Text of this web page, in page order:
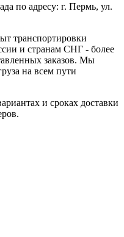
по адресу: г. Пермь, ул.
транспортировки
и странам СНГ - более
заказов. Мы
на всем пути
и сроках доставки